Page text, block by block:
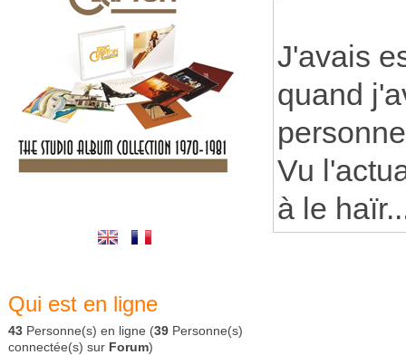
Qui est en ligne
43 Personne(s) en ligne (39 Personne(s)
connectée(s) sur Forum)
J'avais
quand
Vu
à le